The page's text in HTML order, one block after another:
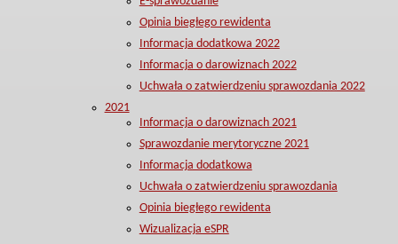
Opinia biegłego rewidenta
Informacja dodatkowa 2022
Informacja o darowiznach 2022
Uchwała o zatwierdzeniu sprawozdania 2022
2021
Informacja o darowiznach 2021
Sprawozdanie merytoryczne 2021
Informacja dodatkowa
Uchwała o zatwierdzeniu sprawozdania
Opinia biegłego rewidenta
Wizualizacja eSPR